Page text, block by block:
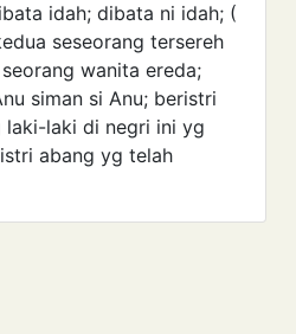
idah; dibata ni idah; (
seseorang tersereh
wanita ereda;
siman si Anu; beristri
laki-laki di negri ini yg
abang yg telah